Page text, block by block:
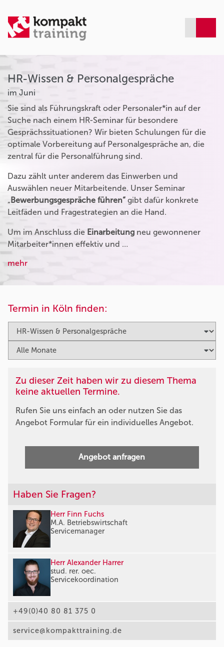
HR-Wissen & Personalgespräche
im Juni
Sie sind als Führungskraft oder Personaler*in auf der
Suche nach einem HR-Seminar für besondere
Gesprächssituationen? Wir bieten Schulungen für die
optimale Vorbereitung auf Personalgespräche an, die
zentral für die Personalführung sind.
Dazu zählt unter anderem das Einwerben und
Auswählen neuer Mitarbeitende. Unser Seminar
„Bewerbungsgespräche führen“ gibt dafür konkrete
Leitfäden und Fragestrategien an die Hand.
Um im Anschluss die Einarbeitung neu gewonnener
Mitarbeiter*innen effektiv und …
mehr
Termin in Köln finden:
Zu dieser Zeit haben wir zu diesem Thema
keine aktuellen Termine.
Rufen Sie uns einfach an oder nutzen Sie das
Angebot Formular für ein individuelles Angebot.
Angebot anfragen
Haben Sie Fragen?
Herr Finn Fuchs
M.A. Betriebswirtschaft
Servicemanager
Herr Alexander Harrer
stud. rer. oec.
Servicekoordination
+49(0)40 80 81 375 0
service@kompakttraining.de